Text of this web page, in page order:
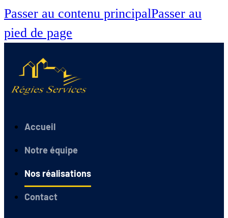
Passer au contenu principalPasser au
pied de page
Accueil
Notre équipe
Nos réalisations
Contact